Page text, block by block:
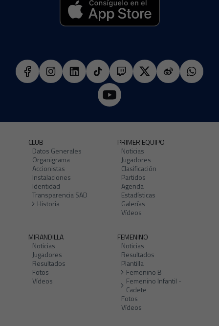
CLUB
Datos Generales
Organigrama
Accionistas
Instalaciones
Identidad
Transparencia SAD
Historia
PRIMER EQUIPO
Noticias
Jugadores
Clasificación
Partidos
Agenda
Estadísticas
Galerías
Vídeos
MIRANDILLA
Noticias
Jugadores
Resultados
Fotos
Vídeos
FEMENINO
Noticias
Resultados
Plantilla
Femenino B
Femenino Infantil -
Cadete
Fotos
Vídeos